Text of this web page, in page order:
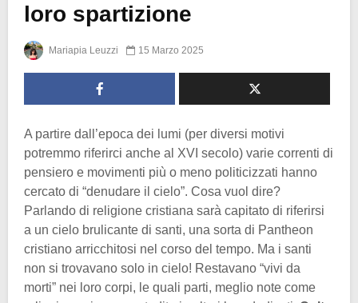
loro spartizione
Mariapia Leuzzi 15 Marzo 2025
A partire dall’epoca dei lumi (per diversi motivi
potremmo riferirci anche al XVI secolo) varie correnti di
pensiero e movimenti più o meno politicizzati hanno
cercato di “denudare il cielo”. Cosa vuol dire?
Parlando di religione cristiana sarà capitato di riferirsi
a un cielo brulicante di santi, una sorta di Pantheon
cristiano arricchitosi nel corso del tempo. Ma i santi
non si trovavano solo in cielo! Restavano “vivi da
morti” nei loro corpi, le quali parti, meglio note come